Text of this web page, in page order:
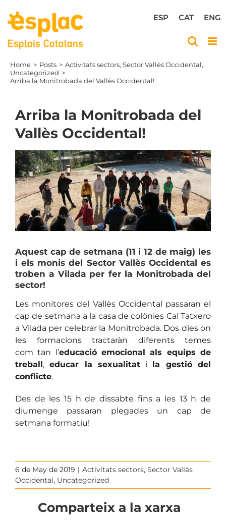
content
ENG
CAT
ESP
Home Posts Activitats sectors Sector Vallès Occidental
Uncategorized
Arriba la Monitrobada del Vallès Occidental!
Arriba la Monitrobada del
Vallès Occidental!
View
Larger
Image
Aquest cap de setmana (11 i 12 de maig) les
i els monis del Sector Vallès Occidental es
troben a Vilada per fer la Monitrobada del
sector!
Les monitores del Vallès Occidental passaran el
cap de setmana a la casa de colònies Cal Tatxero
a Vilada per celebrar la Monitrobada. Dos dies on
les formacions tractaràn diferents temes
com tan l’educació emocional als equips de
treball,educar la sexualitati la gestió del
conflicte.
Des de les 15 h de dissabte fins a les 13 h de
diumenge passaran plegades un cap de
setmana formatiu!
6 de May de 2019 | Activitats sectors, Sector Vallès
Occidental, Uncategorized
Comparteix a la xarxa